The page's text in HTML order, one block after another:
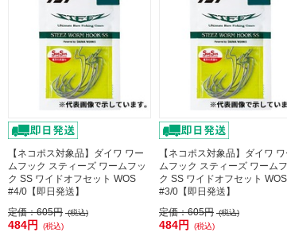
【ネコポス対象品】ダイワ ワー
ムフック スティーズ ワームフッ
ク SS ワイドオフセット WOS
#4/0【即日発送】
定価：605円 (税込)
484円 (税込)
【ネコポス対象品】ダイワ ワ
ムフック スティーズ ワーム
ク SS ワイドオフセット WOS
#3/0【即日発送】
定価：605円 (税込)
484円 (税込)